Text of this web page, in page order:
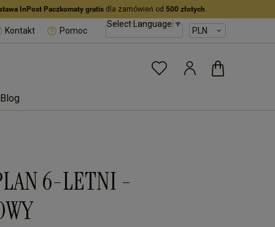
InPost Paczkomaty gratis dla zamówień od 500 złotych.
Select Language▼
Kontakt Pomoc
Blog
6-LETNI -